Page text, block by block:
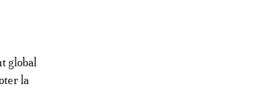
global
la